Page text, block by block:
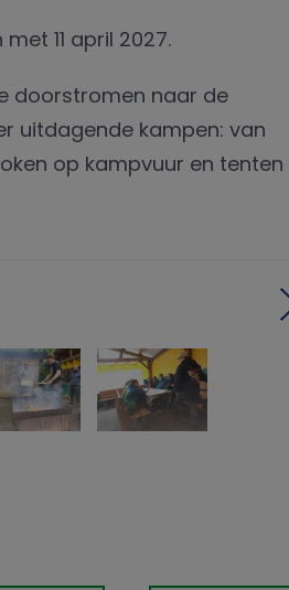
11 april 2027.
doorstromen naar de
uitdagende kampen: van
op kampvuur en tenten